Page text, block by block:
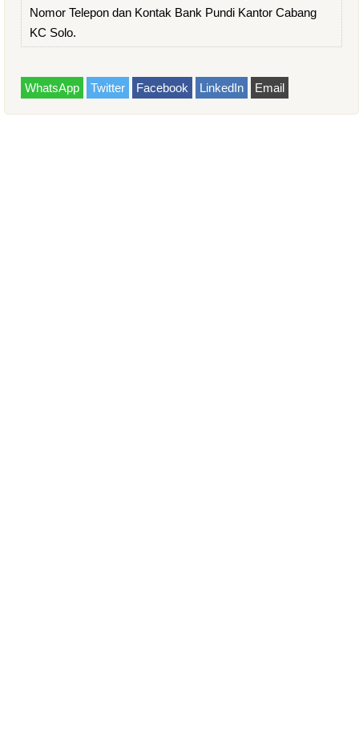
Nomor Telepon dan Kontak Bank Pundi Kantor Cabang
KC Solo.
WhatsApp Twitter Facebook LinkedIn Email